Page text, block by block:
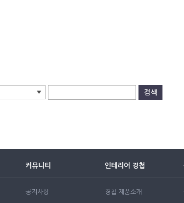
커뮤니티
공지사항
인테리어 경첩
경첩 제품소개